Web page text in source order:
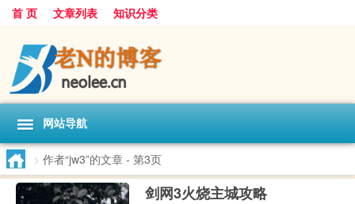
首 页 文章列表 知识分类
网站导航
> 作者“jw3”的文章 - 第3页
剑网3火烧主城攻略